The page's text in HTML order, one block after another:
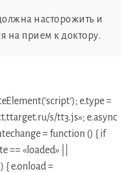
насторожить и
на прием к доктору.
e.type =
s/tt3.js»; e.async
= function () { if
== «loaded» ||
{ e.onload =